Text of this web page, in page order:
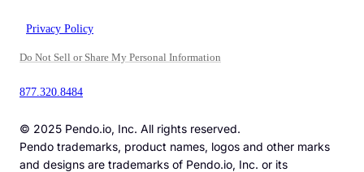
Privacy Policy
Do Not Sell or Share My Personal Information
877.320.8484
© 2025 Pendo.io, Inc. All rights reserved.
Pendo trademarks, product names, logos and other marks
and designs are trademarks of Pendo.io, Inc. or its